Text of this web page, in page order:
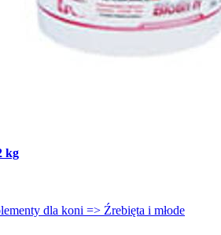
kg
dla koni => Źrebięta i młode